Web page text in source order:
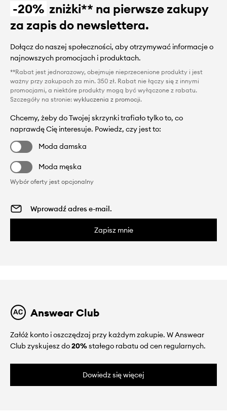
-20% zniżki** na pierwsze zakupy
za zapis do newslettera.
Dołącz do naszej społeczności, aby otrzymywać informacje o
najnowszych promocjach i produktach.
**Rabat jest jednorazowy, obejmuje nieprzecenione produkty i jest
ważny przy zakupach za min. 350 zł. Rabat nie łączy się z innymi
promocjami, a niektóre produkty mogą być wyłączone z rabatu.
Szczegóły na stronie: wykluczenia z promocji.
Chcemy, żeby do Twojej skrzynki trafiało tylko to, co
naprawdę Cię interesuje. Powiedz, czy jest to:
Moda damska
Moda męska
Wybór oferty jest opcjonalny
Zapisz mnie
Answear Club
Załóż konto i oszczędzaj przy każdym zakupie. W Answear
Club zyskujesz do20%stałego rabatu od cen regularnych.
Dowiedz się więcej